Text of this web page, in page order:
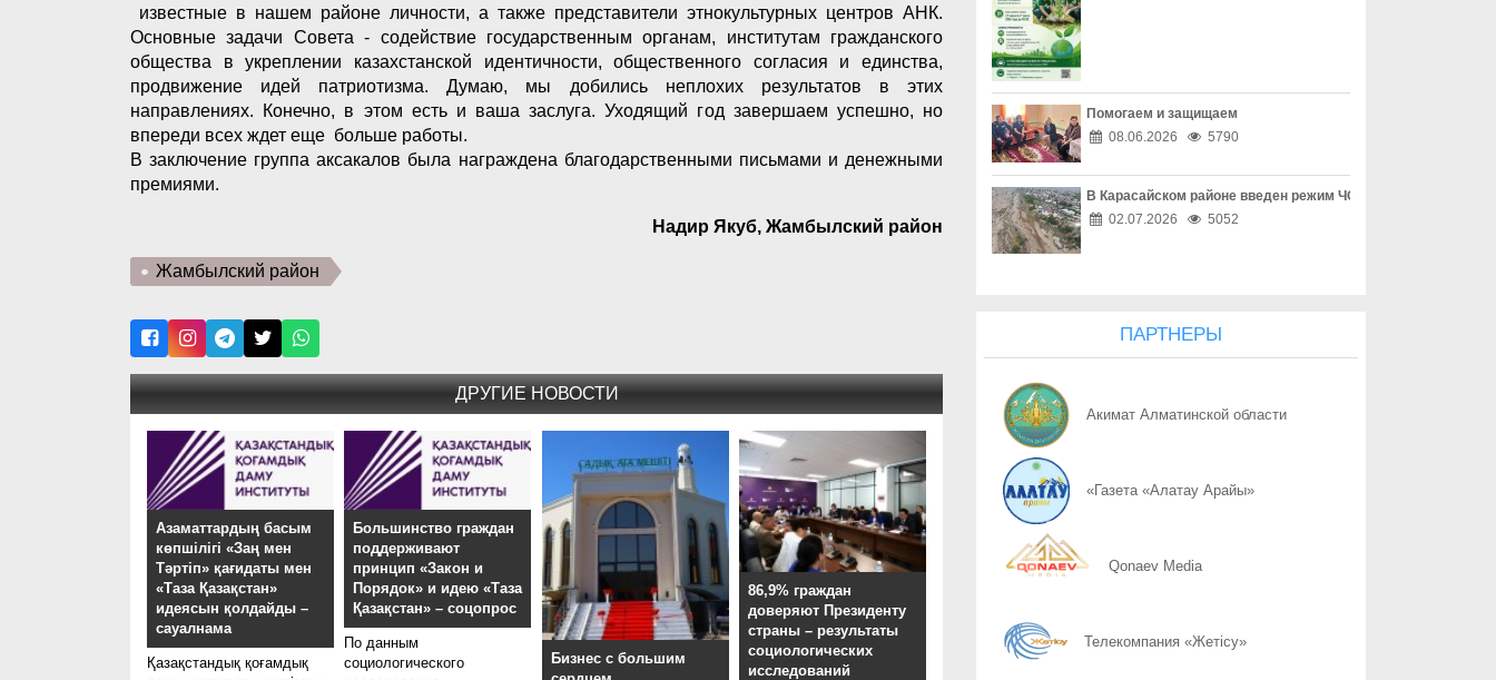
известные в нашем районе личности, а также представители этнокультурных центров АНК.
Основные задачи Совета - содействие государственным органам, институтам гражданского
общества в укреплении казахстанской идентичности, общественного согласия и единства,
продвижение идей патриотизма. Думаю, мы добились неплохих результатов в этих
направлениях. Конечно, в этом есть и ваша заслуга. Уходящий год завершаем успешно, но
впереди всех ждет еще больше работы.
В заключение группа аксакалов была награждена благодарственными письмами и денежными
премиями.
Надир Якуб, Жамбылский район
Жамбылский район
ДРУГИЕ НОВОСТИ
Азаматтардың басым
көпшілігі «Заң мен
Тәртіп» қағидаты мен
«Таза Қазақстан»
идеясын қолдайды –
сауалнама
Қазақстандық қоғамдық
Большинство граждан
поддерживают
принцип «Закон и
Порядок» и идею «Таза
Қазақстан» – соцопрос
По данным
социологического
Бизнес с большим
86,9% граждан
доверяют Президенту
страны – результаты
социологических
исследований
06.08 Собственник обязан соблюдать законодательство
06.08 Опасный обгон – риск для каждого
06.08 Перекресток, где победила вежливость
06.08 Право собственности - основа доверия
06.08 Собственность начинается с уважения
06.08 Дроппер - не безобидный посредник
06.08
06.08
06.08 Радиоэкологический мониторинг приграничных территорий
Помогаем и защищаем
08.06.2026
5790
В Карасайском районе введен режим ЧС местного масштаба
02.07.2026
5052
ПАРТНЕРЫ
Акимат Алматинской области
«Газета «Алатау Арайы»
Qonaev Media
Телекомпания «Жетісу»